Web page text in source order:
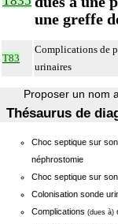
une greffe
T83
Complications de
urinaires
Proposer un nom
Thésaurus de
Choc septique sur
néphrostomie
Choc septique sur
Colonisation sonde
Complications (dues à)